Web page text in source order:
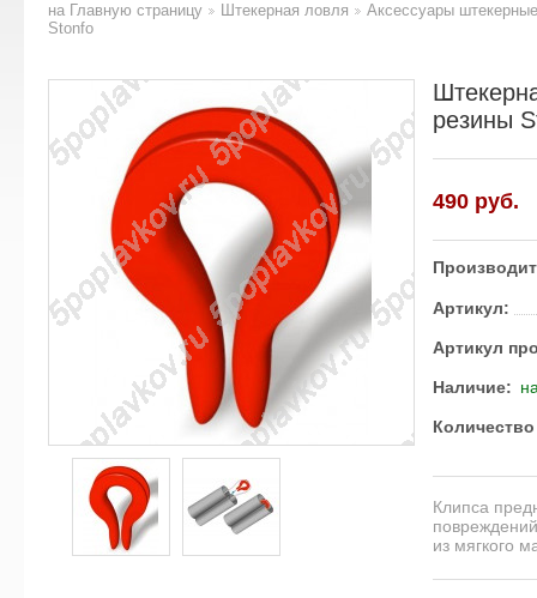
на Главную страницу
Штекерная ловля
Аксессуары штекерные
Stonfo
резины
490 руб.
Артикул:
Артикул
Наличие:
Клипса
из мягкого